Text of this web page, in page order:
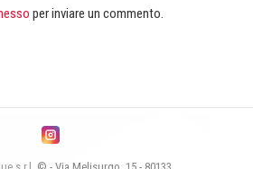
per inviare un commento.